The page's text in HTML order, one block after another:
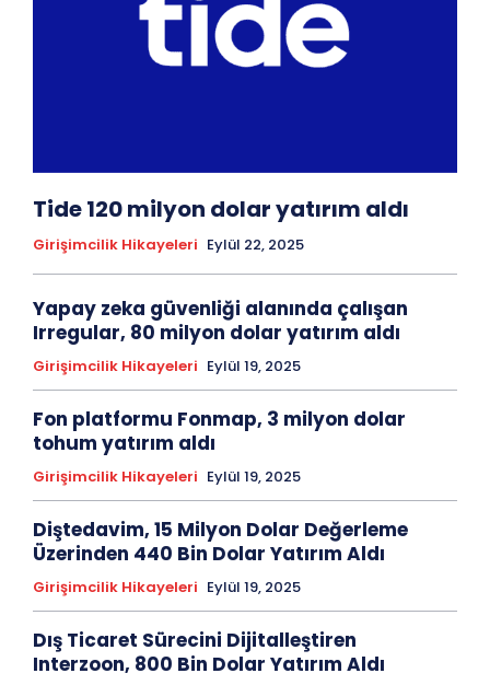
Tide 120 milyon dolar yatırım aldı
Girişimcilik Hikayeleri Eylül 22, 2025
Yapay zeka güvenliği alanında çalışan
Irregular, 80 milyon dolar yatırım aldı
Girişimcilik Hikayeleri Eylül 19, 2025
Fon platformu Fonmap, 3 milyon dolar
tohum yatırım aldı
Girişimcilik Hikayeleri Eylül 19, 2025
Diştedavim, 15 Milyon Dolar Değerleme
Üzerinden 440 Bin Dolar Yatırım Aldı
Girişimcilik Hikayeleri Eylül 19, 2025
Dış Ticaret Sürecini Dijitalleştiren
Interzoon, 800 Bin Dolar Yatırım Aldı